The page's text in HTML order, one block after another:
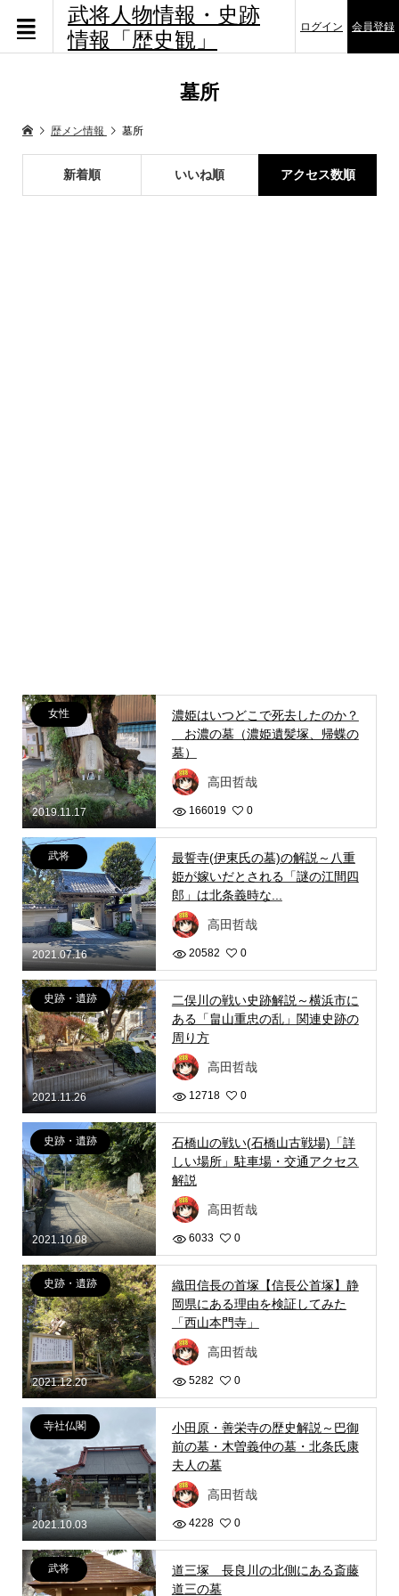
武将人物情報・史跡
情報「歴史観」
ログイン 会員登録
墓所
歴メン情報 墓所
新着順 いいね順 アクセス数順
2019.11.17
女性
濃姫はいつどこで死去したのか？
お濃の墓（濃姫遺髪塚、帰蝶の
墓）
高田哲哉
166019 0
2021.07.16
武将
最誓寺(伊東氏の墓)の解説～八重
姫が嫁いだとされる「謎の江間四
郎」は北条義時な...
高田哲哉
20582 0
2021.11.26
史跡・遺跡
二俣川の戦い史跡解説～横浜市に
ある「畠山重忠の乱」関連史跡の
周り方
高田哲哉
12718 0
2021.10.08
史跡・遺跡
石橋山の戦い(石橋山古戦場)「詳
しい場所」駐車場・交通アクセス
解説
高田哲哉
6033 0
2021.12.20
史跡・遺跡
織田信長の首塚【信長公首塚】静
岡県にある理由を検証してみた
「西山本門寺」
高田哲哉
5282 0
2021.10.03
寺社仏閣
小田原・善栄寺の歴史解説～巴御
前の墓・木曽義仲の墓・北条氏康
夫人の墓
高田哲哉
4228 0
武将
道三塚 長良川の北側にある斎藤
道三の墓